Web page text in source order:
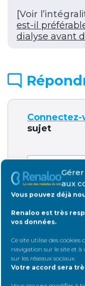
aux
Vous pouvez déjà
Renaloo est très
vos données.
Ce site utilise des cookies
navigation sur le site et
sur les réseaux sociaux.
Votre accord sera
[Voir
est-il
dialyse avant
Connectez-
sujet